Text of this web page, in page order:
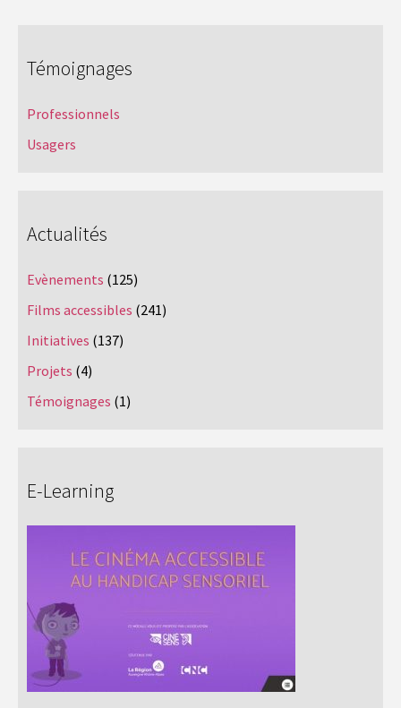
Témoignages
Professionnels
Usagers
Actualités
Evènements (125)
Films accessibles (241)
Initiatives (137)
Projets (4)
Témoignages (1)
E-Learning